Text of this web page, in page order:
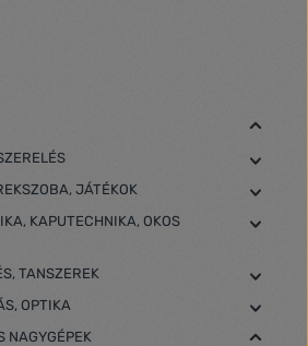
JÁTÉKOK
KAPUTECHNIKA, OKOS
TANSZEREK
OPTIKA
NAGYGÉPEK